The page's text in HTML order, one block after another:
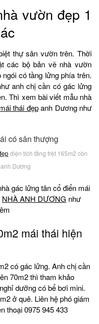
vườn đẹp 1
thự sân vườn trên. Thời
các bộ bản vẽ nhà vườn
có tầng lửng phía trên.
anh chị cần có gác lửng
Thì xem bài viết mẫu nhà
mái thái đẹpanh Dương như
diện tích tầng trệt 165m2 còn
Dương
gác lửng tân cổ điển mái
NHÀ ANH DƯƠNG như
mái thái hiện
có gác lửng. Anh chị cần
70m2 thì tham khảo
dưỡng có bể bơi mini.
ở quê. Liên hệ phó giám
thoại 0975 945 433